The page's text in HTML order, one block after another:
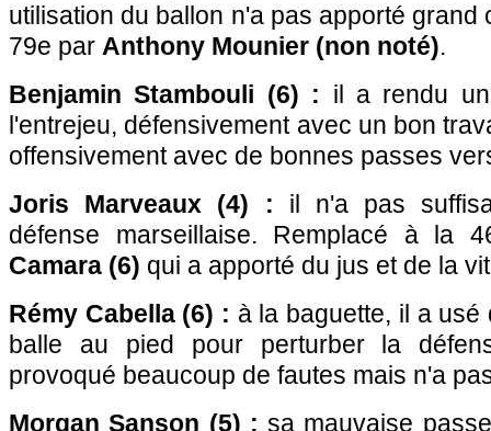
utilisation du ballon n'a pas apporté grand
79e par Anthony Mounier (non noté).
Benjamin Stambouli (6) : il a rendu
l'entrejeu, défensivement avec un bon
offensivement avec de bonnes passes
Joris Marveaux (4) : il n'a pas
défense marseillaise. Remplacé à la
Camara (6) qui a apporté du jus et de la
Rémy Cabella (6) : à la baguette, il a
balle au pied pour perturber la
provoqué beaucoup de fautes mais n'a
Morgan Sanson (5) : sa mauvaise